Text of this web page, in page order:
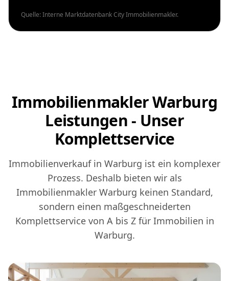
Quelle: Interne Marktdatenbank City Immobilienmakler.
Immobilienmakler Warburg
Leistungen - Unser
Komplettservice
Immobilienverkauf in Warburg ist ein komplexer
Prozess. Deshalb bieten wir als
Immobilienmakler Warburg keinen Standard,
sondern einen maßgeschneiderten
Komplettservice von A bis Z für Immobilien in
Warburg.